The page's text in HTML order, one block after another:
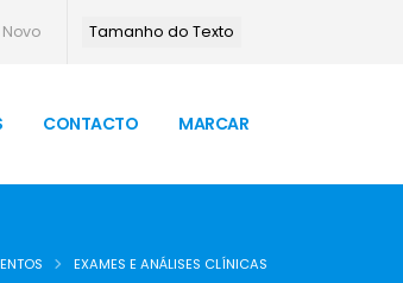
Novo Tamanho do Texto
CONTACTO MARCAR
EXAMES E ANÁLISES CLÍNICAS